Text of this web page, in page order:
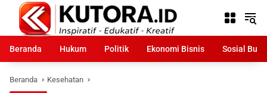
Langsung
konten
Beranda
Hukum Politik Ekonomi Bisnis Sosial
Beranda Kesehatan